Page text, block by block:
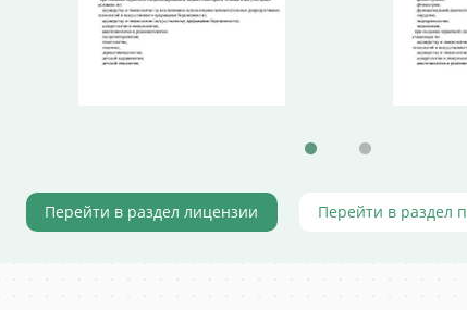
Перейти в раздел лицензии Перейти в раздел